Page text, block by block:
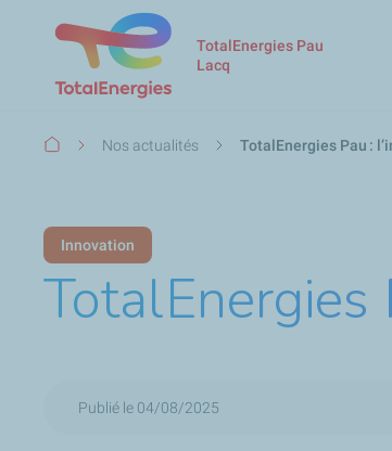
TotalEnergies Pau
Lacq
Fil
Nos actualités TotalEnergies Pau :
Innovation
TotalEnergies
Publié le 04/08/2025